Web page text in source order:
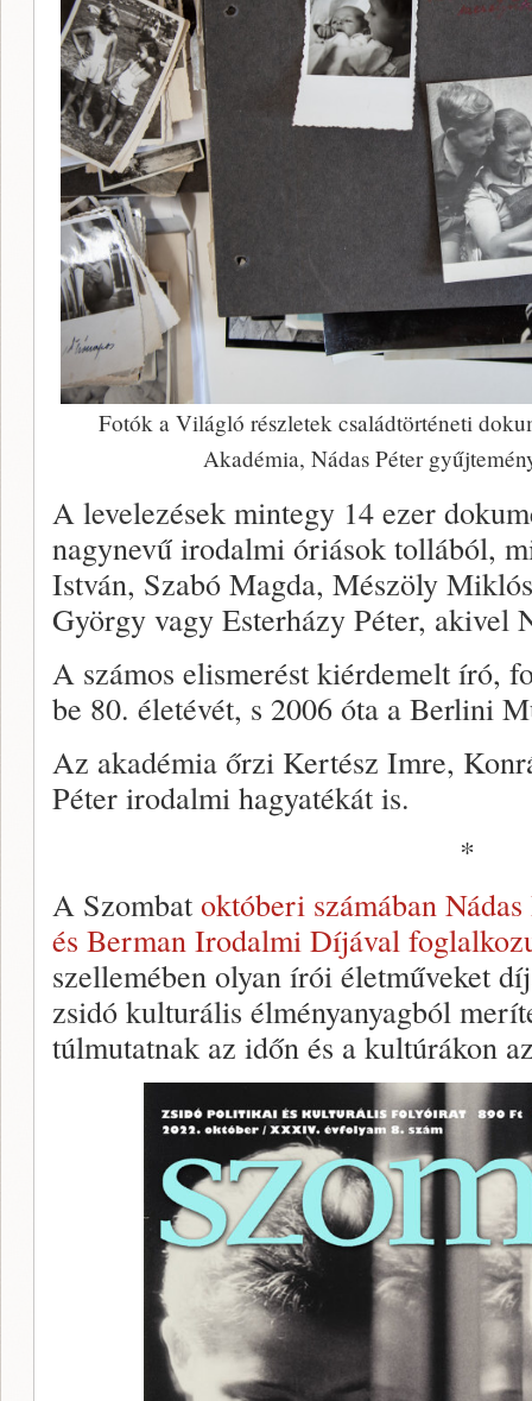
Fotók a Világló részletek családtörténeti
Akadémia, Nádas Péter
A levelezések mintegy 14 ezer
nagynevű irodalmi óriások tollából,
István, Szabó Magda, Mészöly
György vagy Esterházy Péter, akivel
A számos elismerést kiérdemelt író,
be 80. életévét, s 2006 óta a Berlini
Az akadémia őrzi Kertész Imre,
Péter irodalmi hagyatékát is.
*
A Szombat októberi számában
és Berman Irodalmi Díjával
szellemében olyan írói életműveket
zsidó kulturális élményanyagból
túlmutatnak az időn és a kultúrákon